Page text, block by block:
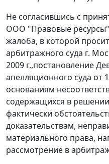
Не согласившись с
ООО "Правовые ресурсы"
жалоба, в которой
арбитражного суда г.
2009 г.,постановление
апелляционного суда от
основаниям
содержащихся в
фактически
доказательствам,
материального права,
рассмотрение в